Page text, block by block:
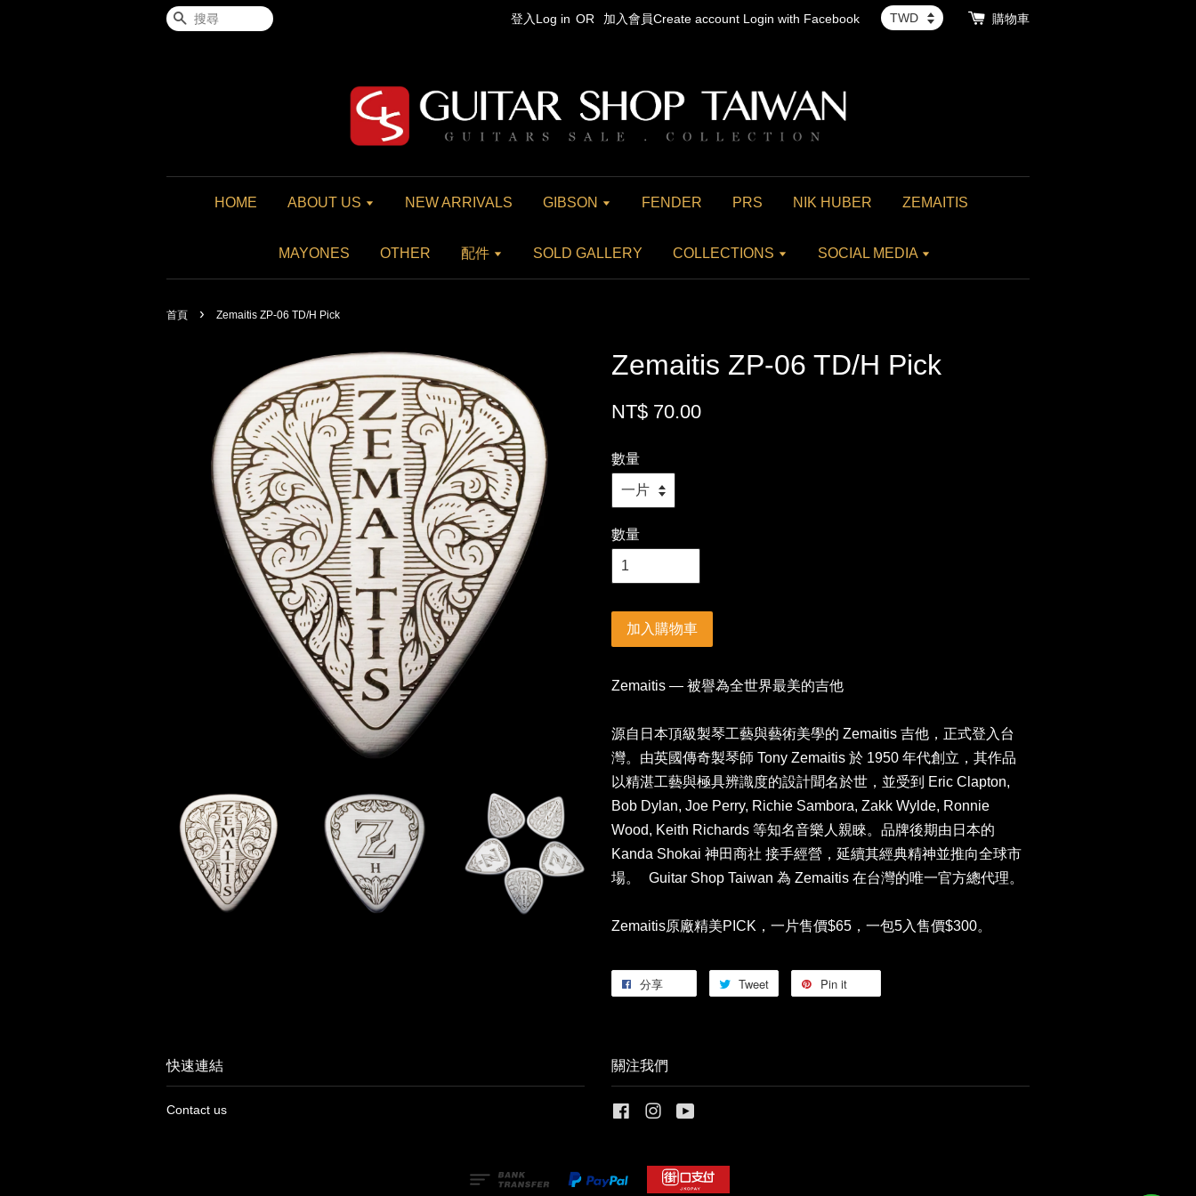
搜尋 登入Log in OR 加入會員Create account Login with Facebook 購物車
HOME ABOUT US NEW ARRIVALS GIBSON FENDER PRS NIK HUBER ZEMAITIS
MAYONES OTHER 配件 SOLD GALLERY COLLECTIONS SOCIAL MEDIA
首頁 › Zemaitis ZP-06 TD/H Pick
Zemaitis ZP-06 TD/H Pick
NT$ 70.00
數量
數量
加入購物車
Zemaitis — 被譽為全世界最美的吉他
源自日本頂級製琴工藝與藝術美學的 Zemaitis 吉他，正式登入台
灣。由英國傳奇製琴師 Tony Zemaitis 於 1950 年代創立，其作品
以精湛工藝與極具辨識度的設計聞名於世，並受到 Eric Clapton,
Bob Dylan, Joe Perry, Richie Sambora, Zakk Wylde, Ronnie
Wood, Keith Richards 等知名音樂人親睞。品牌後期由日本的
Kanda Shokai 神田商社 接手經營，延續其經典精神並推向全球市
場。 Guitar Shop Taiwan 為 Zemaitis 在台灣的唯一官方總代理。
Zemaitis原廠精美PICK，一片售價$65，一包5入售價$300。
分享 Tweet Pin it
快速連結
Contact us
關注我們
FacebookInstagram